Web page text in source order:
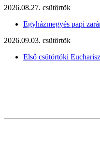
2026.08.27. csütörtök
Egyházmegyés papi
2026.09.03. csütörtök
Első csütörtöki